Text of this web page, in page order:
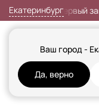
Екатеринбург
Ваш город -
Да, верно
Скидка 7% на первый
Кошки СобакиРыбы